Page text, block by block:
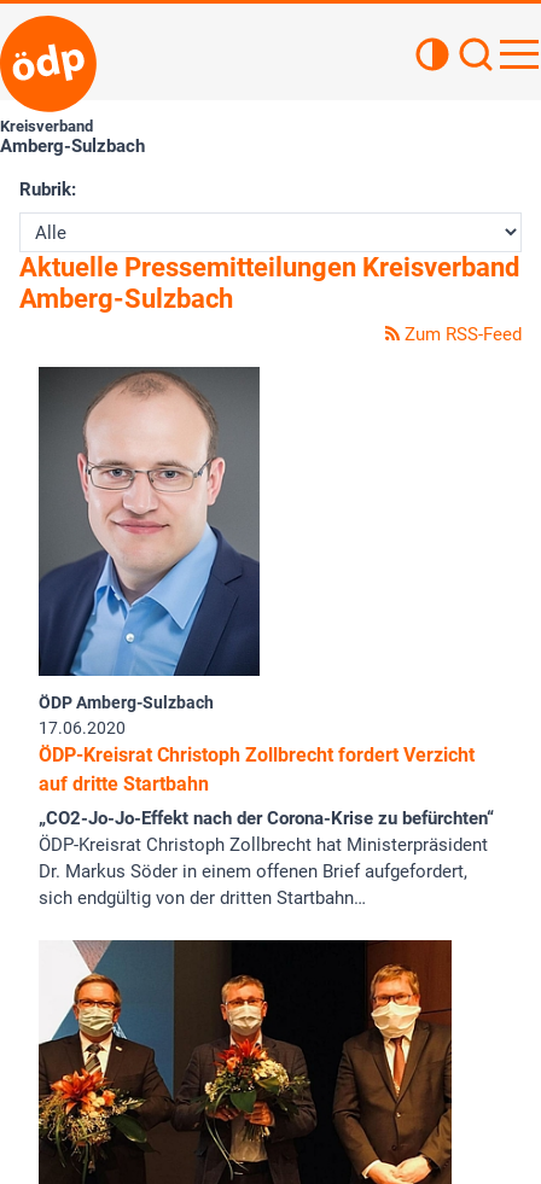
Kreisverband
Amberg-Sulzbach
Rubrik:
Aktuelle Pressemitteilungen Kreisverband
Amberg-Sulzbach
Zum RSS-Feed
ÖDP Amberg-Sulzbach
17.06.2020
ÖDP-Kreisrat Christoph Zollbrecht fordert Verzicht
auf dritte Startbahn
„CO2-Jo-Jo-Effekt nach der Corona-Krise zu befürchten“
ÖDP-Kreisrat Christoph Zollbrecht hat Ministerpräsident
Dr. Markus Söder in einem offenen Brief aufgefordert,
sich endgültig von der dritten Startbahn…